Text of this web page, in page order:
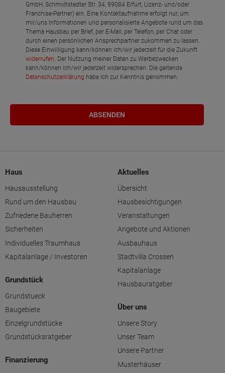
GmbH, Schmidtstedter Str. 34, 99084 Erfurt, Lizenz- und/oder
Franchise-Partner) ein. Eine Kontaktaufnahme erfolgt nur, um
mir/uns Informationen und personalisierte Angebote rund um das
Thema Hausbau per Brief, per E-Mail, per Telefon, per Chat oder
durch einen persönlichen Ansprechpartner zukommen zu lassen.
Diese Einwilligung kann/können ich/wir jederzeit für die Zukunft
widerrufen. Der Nutzung meiner Daten zu Werbezwecken
kann/können ich/wir jederzeit widersprechen. Die geltende
Datenschutzerklärung habe ich zur Kenntnis genommen.
Haus
Hausausstellung
Rund um den Hausbau
Zufriedene Bauherren
Sicherheiten
Individuelles Traumhaus
Kapitalanlage / Investoren
Grundstück
Grundstueck
Baugebiete
Einzelgrundstücke
Grundstücksratgeber
Finanzierung
Aktuelles
Übersicht
Hausbesichtigungen
Veranstaltungen
Angebote und Aktionen
Ausbauhaus
Stadtvilla Crossen
Kapitalanlage
Hausbauratgeber
Über uns
Unsere Story
Unser Team
Unsere Partner
Musterhäuser